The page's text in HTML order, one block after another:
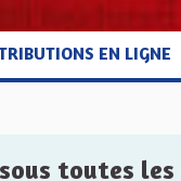
EN LIGNE
toutes